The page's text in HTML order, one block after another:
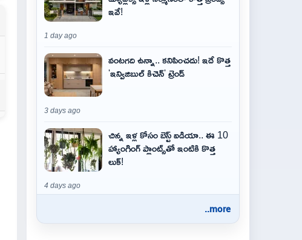
ఇవే!
1 day ago
వంటగది ఉన్నా.. కనిపించదు! ఇదే కొత్త
'ఇన్విజిబుల్ కిచెన్' ట్రెండ్
3 days ago
చిన్న ఇళ్ల కోసం బెస్ట్ ఐడియా.. ఈ 10
హ్యాంగింగ్ ప్లాంట్స్‌తో ఇంటికి కొత్త
లుక్!
4 days ago
..more